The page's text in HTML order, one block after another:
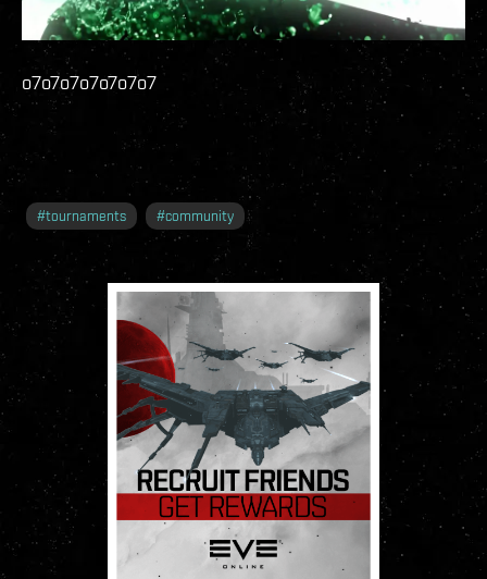
o7o7o7o7o7o7o7
#tournaments #community